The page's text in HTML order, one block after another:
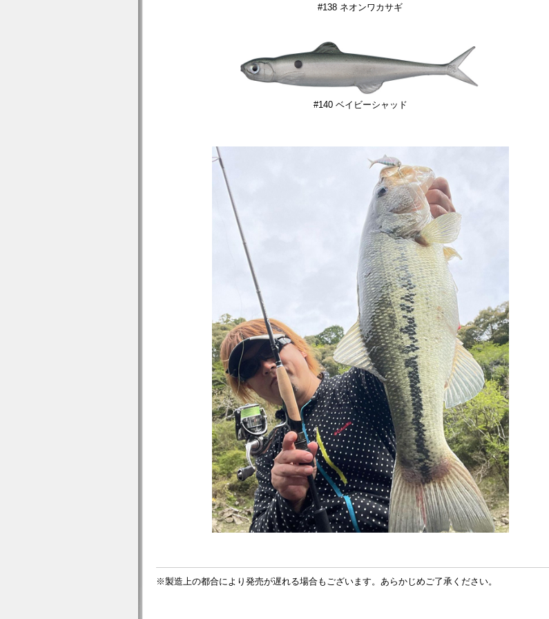
#138 ネオンワカサギ
#140 ベイビーシャッド
※製造上の都合により発売が遅れる場合もございます。あらかじめご了承ください。